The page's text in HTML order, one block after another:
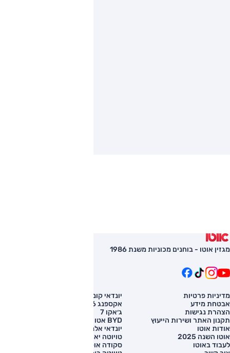
מגזין אוטו - בוחנים מכוניות משנת 1986
מדיניות פרטיות
אבטחת מידע
הצהרת נגישות
תקנון האתר ושירות הייעוץ
אודות אוטו
אוטו השנה 2025
לעבוד באוטו
יונדאי קונה
אקספנג G6
ג׳אקו 7
BYD אטו 3
יונדאי אלנטרה
טויוטה יאריס קרוס
סקודה אוקטביה